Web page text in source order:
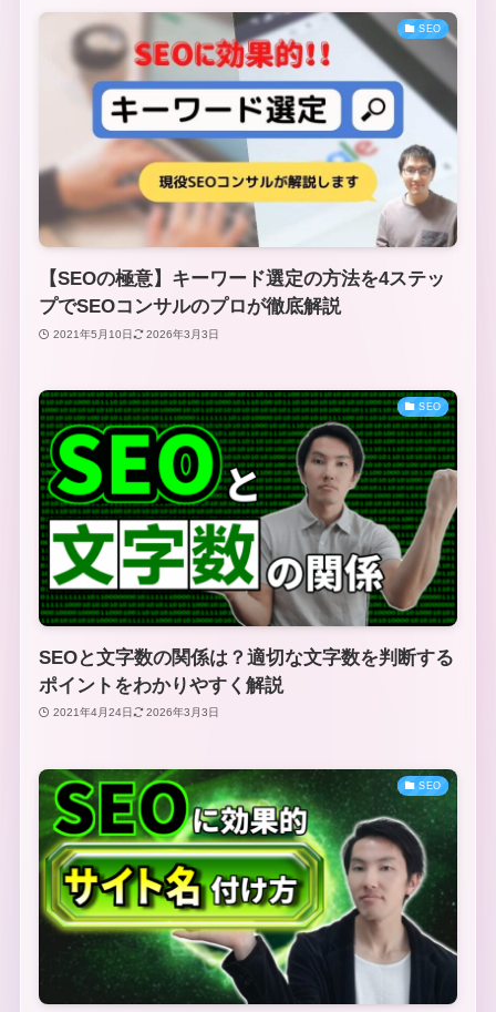
SEO
【SEOの極意】キーワード選定の方法を4ステッ
プでSEOコンサルのプロが徹底解説
2021年5月10日 2026年3月3日
SEO
SEOと文字数の関係は？適切な文字数を判断する
ポイントをわかりやすく解説
2021年4月24日 2026年3月3日
SEO